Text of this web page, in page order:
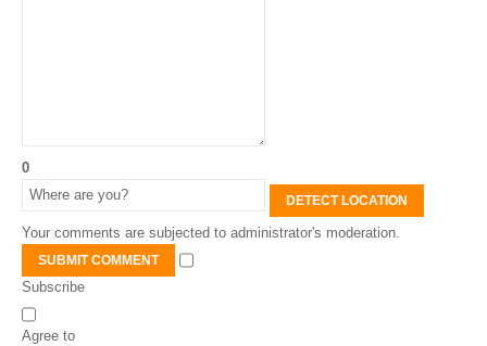
0
DETECT LOCATION
Your comments are subjected to administrator's moderation.
SUBMIT COMMENT
Subscribe
Agree to